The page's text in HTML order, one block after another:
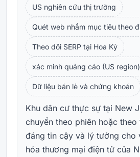
US nghiên cứu thị trường
Quét web nhắm mục tiêu theo
Theo dõi SERP tại Hoa Kỳ
xác minh quảng cáo (US region)
Dữ liệu bán lẻ và chứng khoán
Khu dân cư thực sự tại New
chuyển theo phiên hoặc theo
đáng tin cậy và lý tưởng cho
hóa thương mại điện tử của